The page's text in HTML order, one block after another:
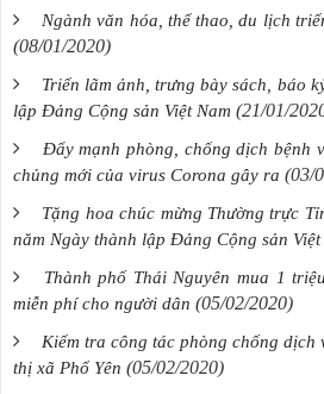
Ngành văn hóa, thể thao, du lịch
(08/01/2020)
Triển lãm ảnh, trưng bày sách, báo
lập Đảng Cộng sản Việt Nam (21/01/
Đẩy mạnh phòng, chống dịch bệnh
chủng mới của virus Corona gây ra (03/
Tặng hoa chúc mừng Thường trực
năm Ngày thành lập Đảng Cộng sản Việt
Thành phố Thái Nguyên mua 1
miễn phí cho người dân (05/02/2020)
Kiểm tra công tác phòng chống dịch
thị xã Phổ Yên (05/02/2020)